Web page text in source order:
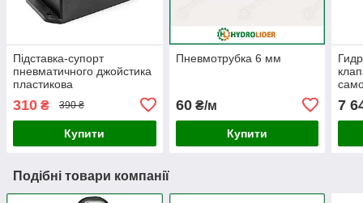
Підставка-супорт
пневматичного джойстика
пластикова
310 ₴ 390 ₴
Купити
Пневмотрубка 6 мм
60₴/м
Купити
7
Подібні товари компанії